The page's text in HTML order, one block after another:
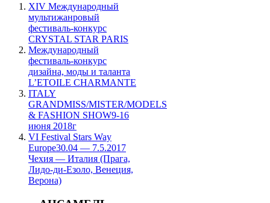
XIV Международный
мультижанровый
фестиваль-конкурс
CRYSTAL STAR PARIS
Международный
фестиваль-конкурс
дизайна, моды и таланта
L’ETOILE CHARMANTE
ITALY
GRANDMISS/MISTER/MODELS
& FASHION SHOW9-16
июня 2018г
VI Festival Stars Way
Europe30.04 — 7.5.2017
Чехия — Италия (Прага,
Лидо-ди-Езоло, Венеция,
Верона)